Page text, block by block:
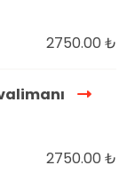
2750.00 ₺
2750.00 ₺